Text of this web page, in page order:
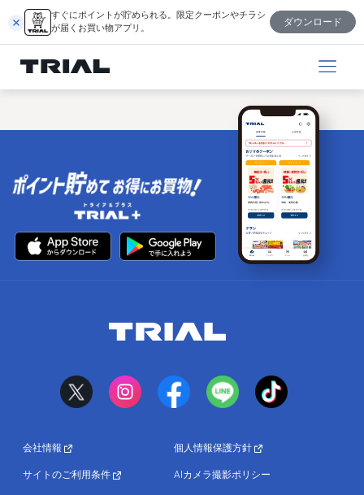
を
キ
すぐにポイントが貯められる。限定クーポンやチラシ
が届くお買い物アプリ。
ダウンロード
会社情報 個人情報保護方針
サイトのご利用条件 AIカメラ撮影ポリシー